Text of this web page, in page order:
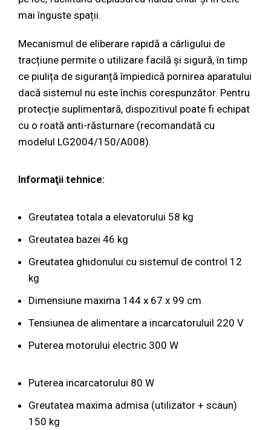
mai înguste spații.
Mecanismul de eliberare rapidă a cârligului de
tracțiune permite o utilizare facilă și sigură, în timp
ce piulița de siguranță împiedică pornirea aparatului
dacă sistemul nu este închis corespunzător. Pentru
protecție suplimentară, dispozitivul poate fi echipat
cu o roată anti-răsturnare (recomandată cu
modelul LG2004/150/A008).
Informaţii tehnice:
Greutatea totala a elevatorului 58 kg
Greutatea bazei 46 kg
Greutatea ghidonului cu sistemul de control 12
kg
Dimensiune maxima 144 x 67 x 99 cm
Tensiunea de alimentare a incarcatoruluil 220 V
Puterea motorului electric 300 W
Puterea incarcatorului 80 W
Greutatea maxima admisa (utilizator + scaun)
150 kg